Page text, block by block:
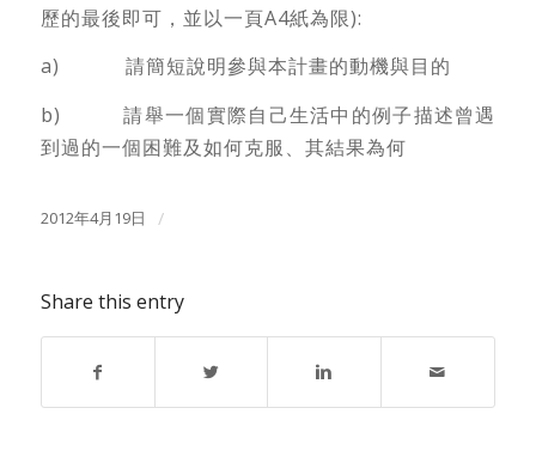
歷的最後即可，並以一頁A4紙為限):
a) 請簡短說明參與本計畫的動機與目的
b) 請舉一個實際自己生活中的例子描述曾遇
到過的一個困難及如何克服、其結果為何
2012年4月19日 /
Share this entry